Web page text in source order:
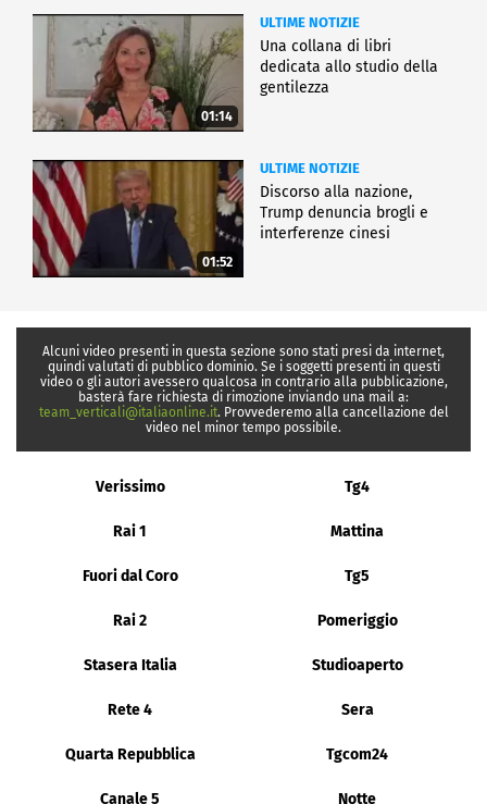
01:14
ULTIME NOTIZIE
Una collana di libri
dedicata allo studio della
gentilezza
01:52
ULTIME NOTIZIE
Discorso alla nazione,
Trump denuncia brogli e
interferenze cinesi
Alcuni video presenti in questa sezione sono stati presi da internet,
quindi valutati di pubblico dominio. Se i soggetti presenti in questi
video o gli autori avessero qualcosa in contrario alla pubblicazione,
basterà fare richiesta di rimozione inviando una mail a:
team_verticali@italiaonline.it. Provvederemo alla cancellazione del
video nel minor tempo possibile.
Verissimo Tg4
Rai 1 Mattina
Fuori dal Coro Tg5
Rai 2 Pomeriggio
Stasera Italia Studioaperto
Rete 4 Sera
Quarta Repubblica Tgcom24
Canale 5 Notte